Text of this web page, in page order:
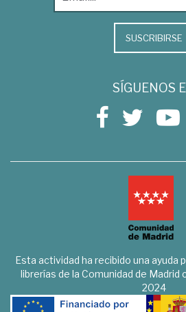
SUSCRIBIRSE
SÍGUENOS
Esta actividad ha recibido una ayuda
librerías de la Comunidad de
2024